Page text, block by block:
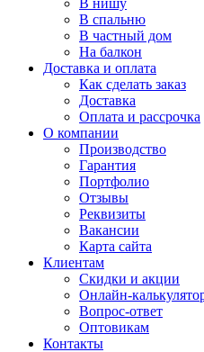
В нишу
В спальню
В частный дом
На балкон
Доставка и оплата
Как сделать заказ
Доставка
Оплата и рассрочка
О компании
Производство
Гарантия
Портфолио
Отзывы
Реквизиты
Вакансии
Карта сайта
Клиентам
Скидки и акции
Онлайн-
Вопрос-ответ
Оптовикам
Контакты